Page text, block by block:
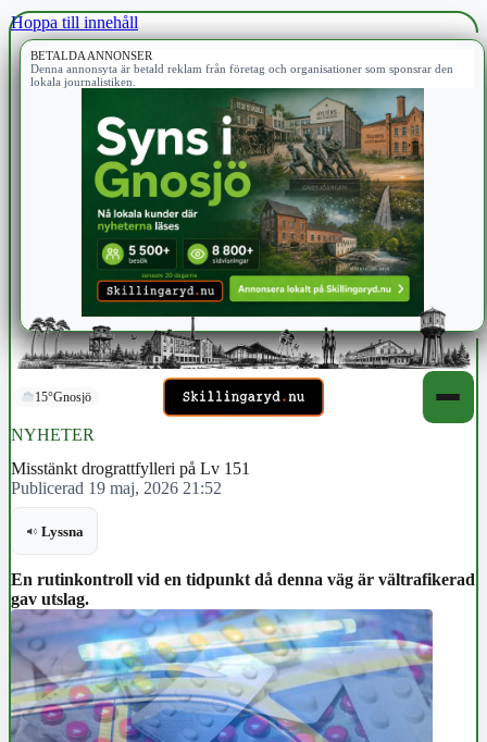
Hoppa till innehåll
BETALDA ANNONSER
Denna annonsyta är betald reklam från företag och organisationer som sponsrar den
lokala journalistiken.
15°Gnosjö
NYHETER
Misstänkt drograttfylleri på Lv 151
Publicerad 19 maj, 2026 21:52
Lyssna
En rutinkontroll vid en tidpunkt då denna väg är vältrafikerad
gav utslag.